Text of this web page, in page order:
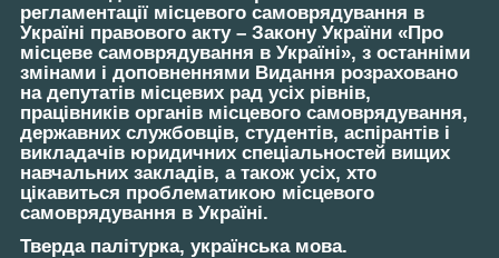
регламентації місцевого самоврядування в
Україні правового акту – Закону України «Про
місцеве самоврядування в Україні», з останніми
змінами і доповненнями Видання розраховано
на депутатів місцевих рад усіх рівнів,
працівників органів місцевого самоврядування,
державних службовців, студентів, аспірантів і
викладачів юридичних спеціальностей вищих
навчальних закладів, а також усіх, хто
цікавиться проблематикою місцевого
самоврядування в Україні.
Тверда палітурка, українська мова.